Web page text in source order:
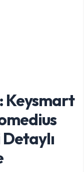
Keysmart